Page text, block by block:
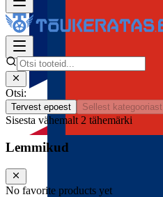
Otsi:
Tervest epoest Sellest kategooriast
Sisesta vähemalt 2 tähemärki
Lemmikud
No favorite products yet